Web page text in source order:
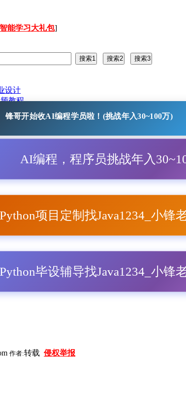
能学习大礼包]
设计
频教程
锋哥开始收AI编程学员啦！(挑战年入30~100万)
AI编程，程序员挑战年入
项目定制找Java1234_小锋
毕设辅导找Java1234_小锋
作者:转载 侵权举报